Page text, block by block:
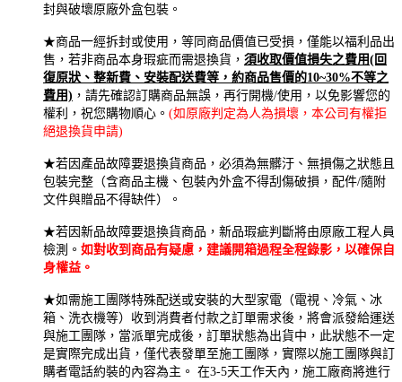
封與破壞原廠外盒包裝。
★商品一經拆封或使用，等同商品價值已受損，僅能以福利品出
售，若非商品本身瑕疵而需退換貨， 須收取價值損失之費用(回
復原狀、整新費、安裝配送費等，約商品售價的10~30%不等之
費用) ，請先確認訂購商品無誤，再行開機/使用，以免影響您的
權利，祝您購物順心。 (如原廠判定為人為損壞，本公司有權拒
絕退換貨申請)
★若因產品故障要退換貨商品，必須為無髒汙、無損傷之狀態且
包裝完整（含商品主機、包裝內外盒不得刮傷破損，配件/隨附
文件與贈品不得缺件）。
★若因新品故障要退換貨商品，新品瑕疵判斷將由原廠工程人員
檢測。 如對收到商品有疑慮，建議開箱過程全程錄影，以確保自
身權益。
★如需施工團隊特殊配送或安裝的大型家電（電視、冷氣、冰
箱、洗衣機等）收到消費者付款之訂單需求後，將會派發給運送
與施工團隊，當派單完成後，訂單狀態為出貨中，此狀態不一定
是實際完成出貨，僅代表發單至施工團隊，實際以施工團隊與訂
購者電話約裝的內容為主。 在3-5天工作天內，施工廠商將進行